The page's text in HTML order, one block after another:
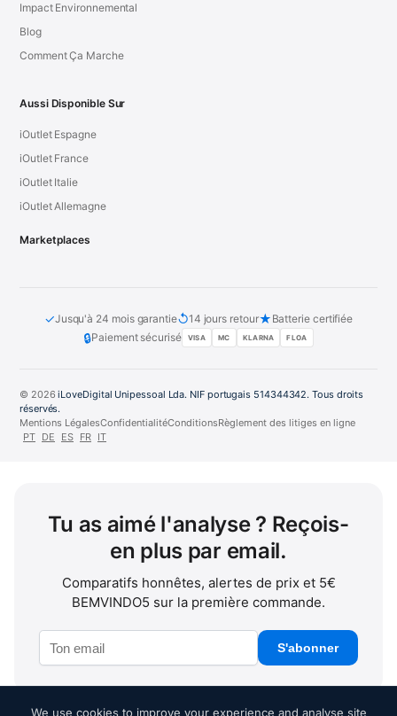
Impact Environnemental
Blog
Comment Ça Marche
Aussi Disponible Sur
iOutlet Espagne
iOutlet France
iOutlet Italie
iOutlet Allemagne
Marketplaces
✓Jusqu'à 24 mois garantie↺14 jours retour★ Batterie certifiée
🔒Paiement sécurisé VISA MC KLARNA FLOA
© 2026iLoveDigital Unipessoal Lda. NIF portugais 514344342. Tous droits
réservés.
Mentions LégalesConfidentialitéConditionsRèglement des litiges en ligne
PT DE ES FR IT
We use cookies to improve your experience and analyse site
Tu as aimé l'analyse ? Reçois-
en plus par email.
Comparatifs honnêtes, alertes de prix et 5€
BEMVINDO5 sur la première commande.
S'abonner